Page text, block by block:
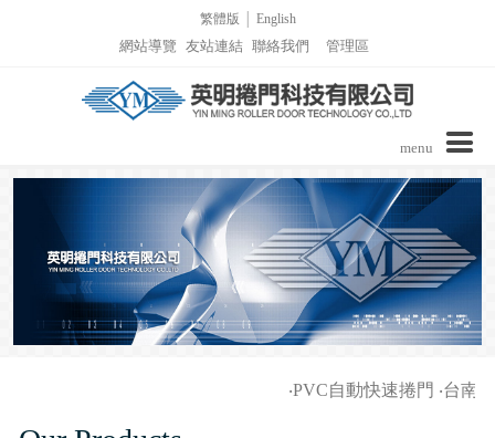
繁體版
English
網站導覽
友站連結 聯絡我們 管理區
menu
公司介紹
商品介紹
實績介紹
實績介紹-PVC自動捲門
詢價表單
PVC自動快速捲門‧台南家